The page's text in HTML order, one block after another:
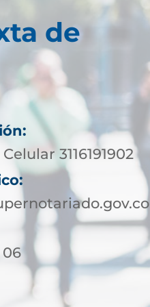
de
3116191902
06